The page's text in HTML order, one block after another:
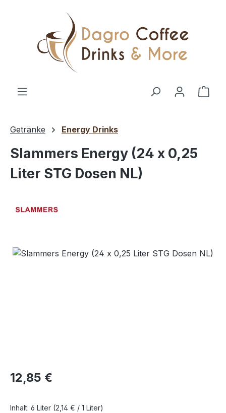
Zum Hauptinhalt springen
Getränke Energy Drinks
Slammers Energy (24 x 0,25
Liter STG Dosen NL)
Bildergalerie überspringen
12,85 €
Inhalt: 6 Liter (2,14 € / 1 Liter)